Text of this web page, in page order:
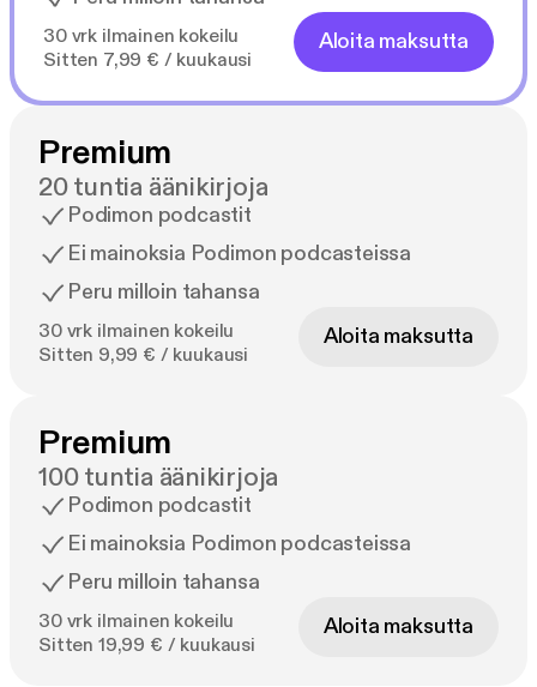
30 vrk ilmainen kokeilu
Sitten 7,99 € / kuukausi
Aloita maksutta
Premium
20 tuntia äänikirjoja
Podimon podcastit
Ei mainoksia Podimon podcasteissa
Peru milloin tahansa
30 vrk ilmainen kokeilu
Sitten 9,99 € / kuukausi
Aloita maksutta
Premium
100 tuntia äänikirjoja
Podimon podcastit
Ei mainoksia Podimon podcasteissa
Peru milloin tahansa
30 vrk ilmainen kokeilu
Sitten 19,99 € / kuukausi
Aloita maksutta